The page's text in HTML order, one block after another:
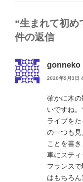
“生まれて初め
件の返信
gonneko
2020年9月3日
確かに木
いですね
ライブを
の一つも
ことを書
車にステ
フランス
はもちろ